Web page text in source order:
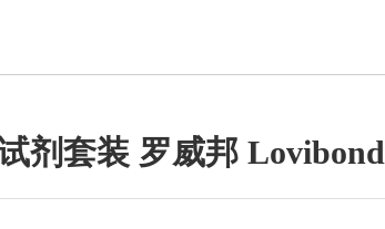
剂套装 罗威邦 Lovibond